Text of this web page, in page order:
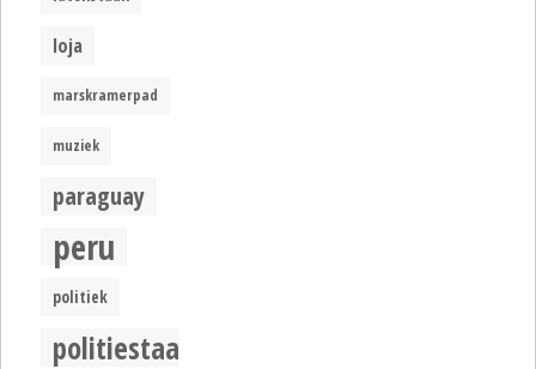
loja
marskramerpad
muziek
paraguay
peru
politiek
politiestaat